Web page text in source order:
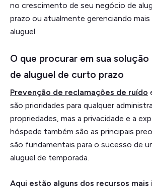
no crescimento de seu negócio de
prazo ou atualmente gerenciando mais
aluguel.
O que procurar em sua
de aluguel de curto prazo
Prevenção de reclamações de ruído
são prioridades para qualquer
propriedades, mas a privacidade e a
hóspede também são as principais
são fundamentais para o sucesso de
aluguel de temporada.
Aqui estão alguns dos recursos